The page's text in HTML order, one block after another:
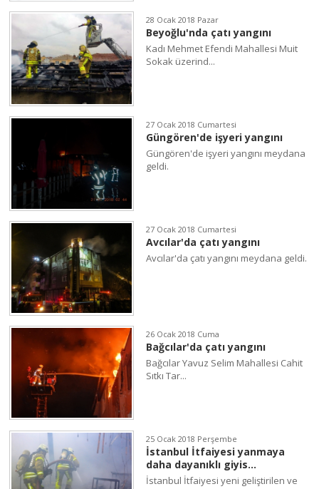
28 Ocak 2018 Pazar
Beyoğlu'nda çatı yangını
Kadı Mehmet Efendi Mahallesi Muit
Sokak üzerind...
27 Ocak 2018 Cumartesi
Güngören'de işyeri yangını
Güngören'de işyeri yangını meydana
geldi.
27 Ocak 2018 Cumartesi
Avcılar'da çatı yangını
Avcılar'da çatı yangını meydana geldi.
26 Ocak 2018 Cuma
Bağcılar'da çatı yangını
Bağcılar Yavuz Selim Mahallesi Cahit
Sıtkı Tar...
25 Ocak 2018 Perşembe
İstanbul İtfaiyesi yanmaya
daha dayanıklı giyis...
İstanbul İtfaiyesi yeni geliştirilen ve